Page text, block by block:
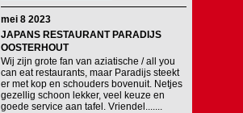
mei 8 2023
JAPANS RESTAURANT PARADIJS
OOSTERHOUT
Wij zijn grote fan van aziatische / all you
can eat restaurants, maar Paradijs steekt
er met kop en schouders bovenuit. Netjes
gezellig schoon lekker, veel keuze en
goede service aan tafel. Vriendel.......